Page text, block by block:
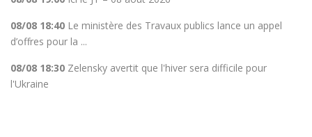
08/08 18:40 Le ministère des Travaux publics lance un appel
d’offres pour la ...
08/08 18:30 Zelensky avertit que l'hiver sera difficile pour
l'Ukraine